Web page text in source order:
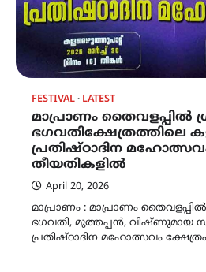
FESTIVAL LATEST
മാപ്രാണം തൈവളപ്പിൽ
ഭഗവതിക്ഷേത്രത്തിലെ
പ്രതിഷ്‌ഠാദിന
തീയതികളിൽ
April 20, 2026
മാപ്രാണം : മാപ്രാണം തൈവളപ്പിൽ
ഭഗവതി, മുത്തപ്പൻ, വിഷ്ണു‌മായ
പ്രതിഷ്‌ഠാദിന മഹോത്സവം ക്ഷേത്രം